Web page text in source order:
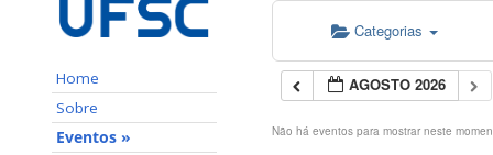
Home
Sobre
Eventos »
Categorias
AGOSTO 2026
Não há eventos para mostrar neste